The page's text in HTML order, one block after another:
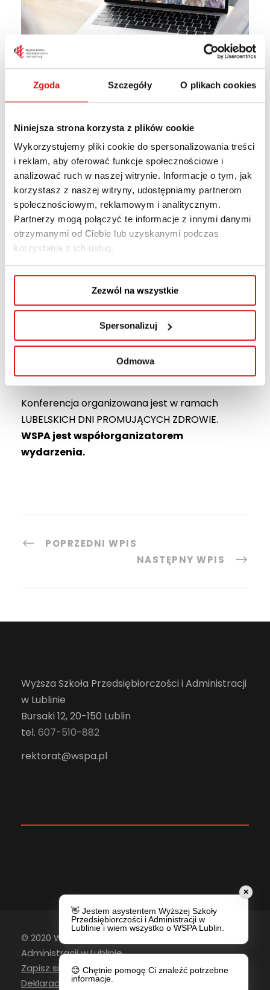
Zgoda Szczegóły O plikach cookies
Niniejsza strona korzysta z plików cookie
Wykorzystujemy pliki cookie do spersonalizowania treści
i reklam, aby oferować funkcje społecznościowe i
analizować ruch w naszej witrynie. Informacje o tym, jak
korzystasz z naszej witryny, udostępniamy partnerom
społecznościowym, reklamowym i analitycznym.
Partnerzy mogą połączyć te informacje z innymi danymi
otrzymanymi od Ciebie lub uzyskanymi podczas
korzystania z ich usług.
Zezwól na wszystkie
Spersonalizuj
Odmowa
Informujemy, że w dniu 21 czerwca 2024 r. nasze
udział w debacie: „Zdrowie społeczeństwa
polskiego po pandemii COVID-19: aspekty
medyczne, prawne i społeczne”.
Sesja I: Styl życia a stan zdrowia społeczeństwa
polskiego
Studenckich na Platformie Zoom, udział w
dyskusji wezmą przedstawicielki WSPA:
Aleksandra Mróz (Studentka kierunku
Pielęgniarstwo w WSPA) i Weronika Raczkowska
(Studentka kierunku Pielęgniarstwo, WSPA).
Opiekun pracy: Dr n. med. Dorota Weber, Mgr
Paulina Rój, Mgr Magdalena Wac.
Konferencja organizowana jest w ramach
LUBELSKICH DNI PROMUJĄCYCH ZDROWIE.
WSPA jest współorganizatorem
wydarzenia.
POPRZEDNI WPIS
NASTĘPNY WPIS
Wyższa Szkoła Przedsiębiorczości i Administracji
w Lublinie
Bursaki 12, 20-150 Lublin
tel. 607-510-882
rektorat@wspa.pl
© 2020 Wyższa Szkoła Przedsiębiorczości i
Administracji w Lublinie
Zapisz się do newslettera
Deklaracja Dostępności
✕
👋 Jestem asystentem Wyższej Szkoły
Przedsiębiorczości i Administracji w
Lublinie i wiem wszystko o WSPA Lublin.
😊 Chętnie pomogę Ci znaleźć potrzebne
informacje.